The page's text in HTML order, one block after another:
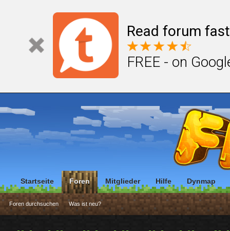
Read forum
FREE - on
Startseite Foren
Foren durchsuchen Was ist neu?
Mitglieder Hilfe Dynmap